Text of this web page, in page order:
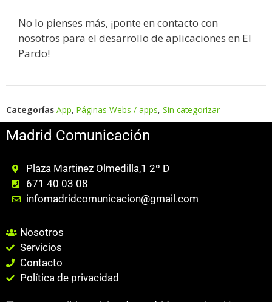
No lo pienses más, ¡ponte en contacto con
nosotros para el desarrollo de aplicaciones en El
Pardo!
Categorías App, Páginas Webs / apps, Sin categorizar
Madrid Comunicación
Plaza Martinez Olmedilla,1 2º D
671 40 03 08
infomadridcomunicacion@gmail.com
Nosotros
Servicios
Contacto
Política de privacidad